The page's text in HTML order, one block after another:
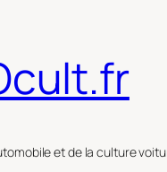
et de la culture